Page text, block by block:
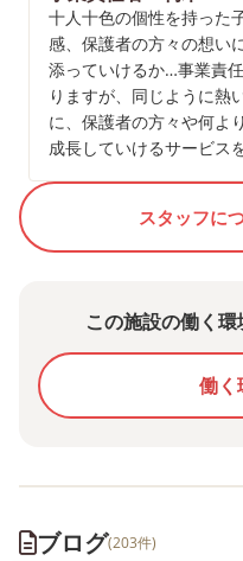
十人十色の個性を持った
感、保護者の方々の想い
添っていけるか…事業責
りますが、同じように熱
に、保護者の方々や何よ
成長していけるサービス
スタッフに
この施設の働く
働く
ブログ(203件)